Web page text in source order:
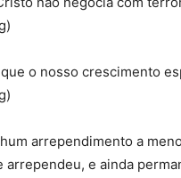
o nosso crescimento
arrependimento a
arrependeu, e ainda